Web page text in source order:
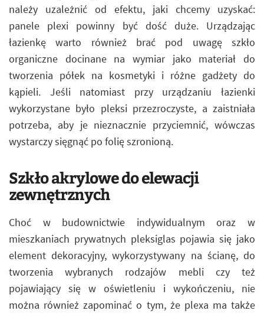
należy uzależnić od efektu, jaki chcemy uzyskać:
panele plexi powinny być dość duże. Urządzając
łazienkę warto również brać pod uwagę szkło
organiczne docinane na wymiar jako materiał do
tworzenia półek na kosmetyki i różne gadżety do
kąpieli. Jeśli natomiast przy urządzaniu łazienki
wykorzystane było pleksi przezroczyste, a zaistniała
potrzeba, aby je nieznacznie przyciemnić, wówczas
wystarczy sięgnąć po folię szronioną.
Szkło akrylowe do elewacji
zewnętrznych
Choć w budownictwie indywidualnym oraz w
mieszkaniach prywatnych pleksiglas pojawia się jako
element dekoracyjny, wykorzystywany na ścianę, do
tworzenia wybranych rodzajów mebli czy też
pojawiający się w oświetleniu i wykończeniu, nie
można również zapominać o tym, że plexa ma także